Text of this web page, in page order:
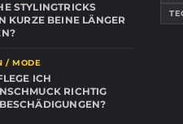
STYLINGTRICKS
KURZE BEINE LÄNGER
/ MODE
ICH
RICHTIG